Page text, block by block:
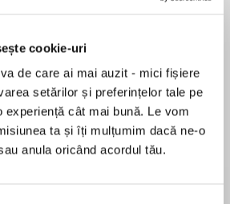
cookie-uri
de care ai mai auzit - mici fișiere
setărilor și preferințelor tale pe
experiență cât mai bună. Le vom
ta și îți mulțumim dacă ne-o
anula oricând acordul tău.
Diavolul se îmbracă de
Migdală
Sohn Won-pyung